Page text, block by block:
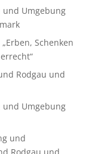
und Umgebung
Schenken
Rodgau und
und Umgebung
und